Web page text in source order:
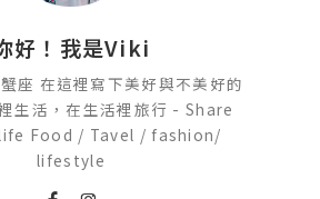
好！我是Viki
座 在這裡寫下美好與不美好的
生活，在生活裡旅行 - Share
Food / Tavel / fashion/
lifestyle